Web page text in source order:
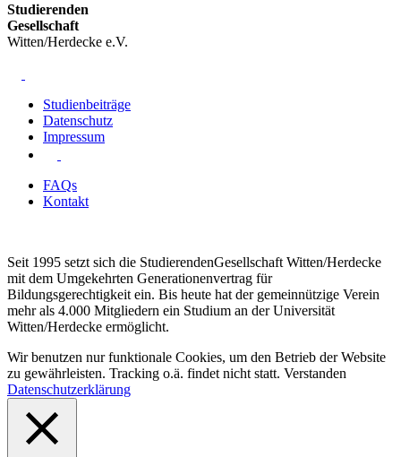
Studierenden
Gesellschaft
Witten/Herdecke e.V.
Studienbeiträge
Datenschutz
Impressum
FAQs
Kontakt
Seit 1995 setzt sich die StudierendenGesellschaft Witten/Herdecke
mit dem Umgekehrten Generationenvertrag für
Bildungsgerechtigkeit ein. Bis heute hat der gemeinnützige Verein
mehr als 4.000 Mitgliedern ein Studium an der Universität
Witten/Herdecke ermöglicht.
Wir benutzen nur funktionale Cookies, um den Betrieb der Website
zu gewährleisten. Tracking o.ä. findet nicht statt. Verstanden
Datenschutzerklärung